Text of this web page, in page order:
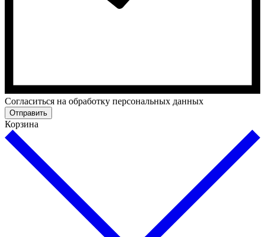
Cогласиться на обработку персональных данных
Отправить
Корзина